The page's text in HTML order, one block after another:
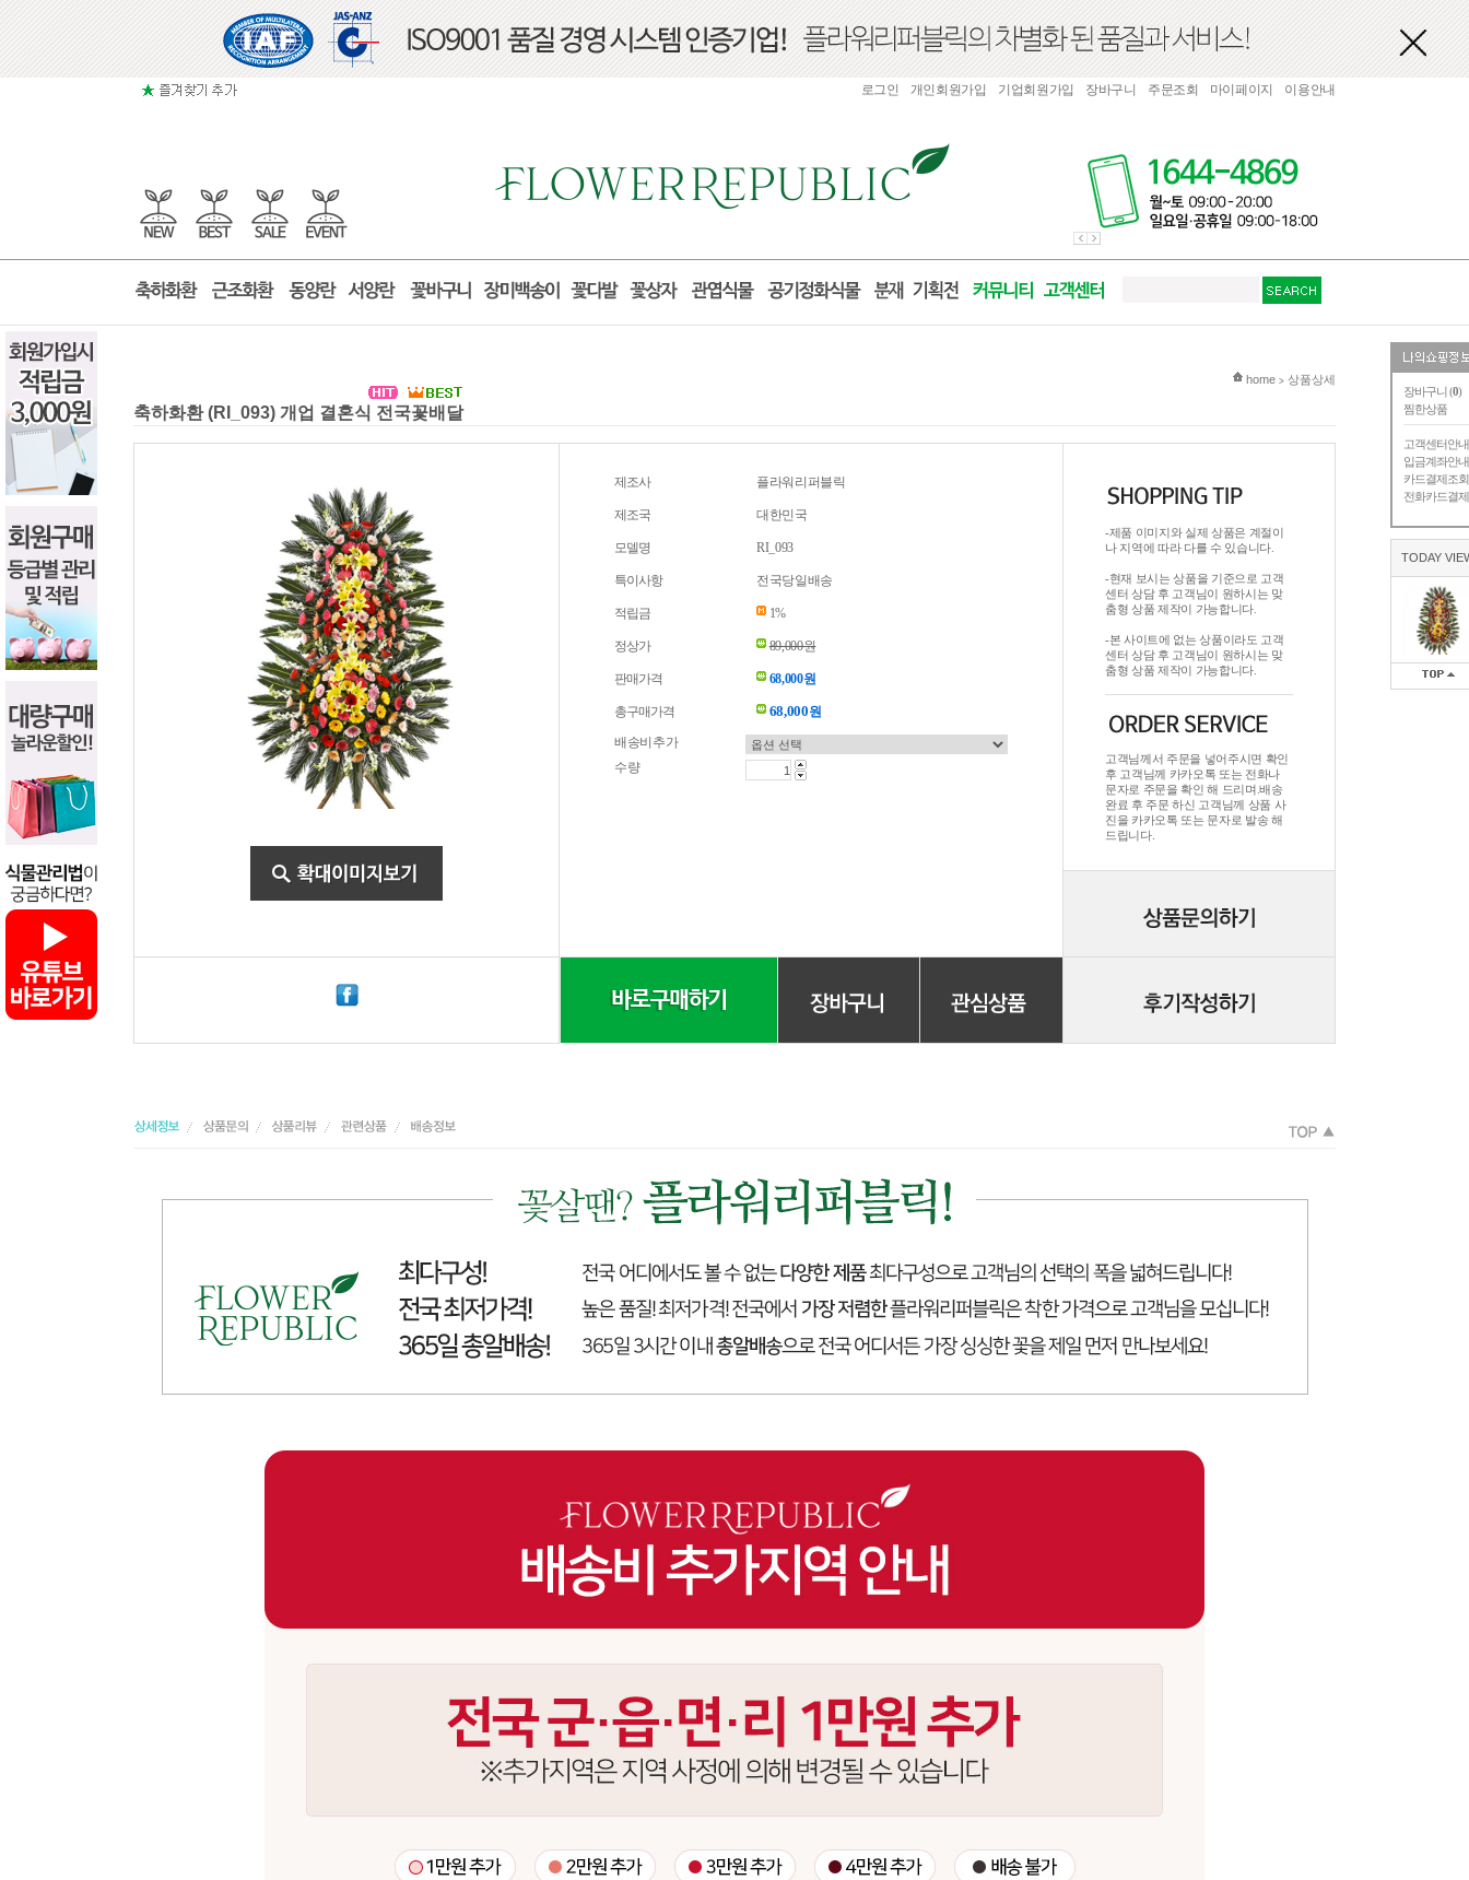
장바구니 (0)
찜한상품
고객센터안내
입금계좌안내
카드결제조회
전화카드결제
TODAY
로그인 개인회원가입 기업회원가입 장바구니 주문조회 마이페이지 이용안내
현재 위치
home > 상품상세
축하화환 (RI_093) 개업 결혼식 전국꽃배달
제조사 플라워리퍼블릭
제조국 대한민국
모델명 RI_093
특이사항 전국당일배송
적립금 1%
정상가 89,000원
판매가격 68,000원
총구매가격 68,000원
배송비추가
수량
-제품 이미지와 실제 상품은 계절이
나 지역에 따라 다를 수 있습니다.
-현재 보시는 상품을 기준으로 고객
센터 상담 후 고객님이 원하시는 맞
춤형 상품 제작이 가능합니다.
-본 사이트에 없는 상품이라도 고객
센터 상담 후 고객님이 원하시는 맞
춤형 상품 제작이 가능합니다.
고객님께서 주문을 넣어주시면 확인
후 고객님께 카카오톡 또는 전화나
문자로 주문을 확인 해 드리며.배송
완료 후 주문 하신 고객님께 상품 사
진을 카카오톡 또는 문자로 발송 해
드립니다.